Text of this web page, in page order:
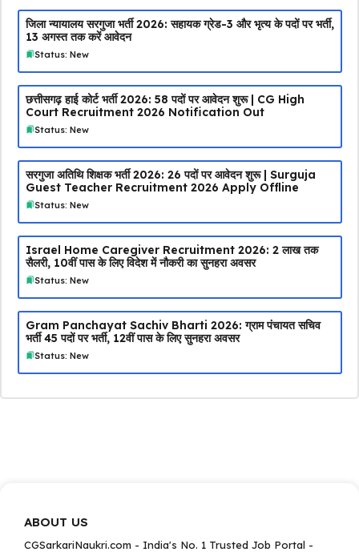
जिला न्यायालय सरगुजा भर्ती 2026: सहायक ग्रेड-3 और भृत्य के पदों पर भर्ती,
13 अगस्त तक करें आवेदन
Status: New
छत्तीसगढ़ हाई कोर्ट भर्ती 2026: 58 पदों पर आवेदन शुरू | CG High
Court Recruitment 2026 Notification Out
Status: New
सरगुजा अतिथि शिक्षक भर्ती 2026: 26 पदों पर आवेदन शुरू | Surguja
Guest Teacher Recruitment 2026 Apply Offline
Status: New
Israel Home Caregiver Recruitment 2026: ₹2 लाख तक
सैलरी, 10वीं पास के लिए विदेश में नौकरी का सुनहरा अवसर
Status: New
Gram Panchayat Sachiv Bharti 2026: ग्राम पंचायत सचिव
भर्ती 45 पदों पर भर्ती, 12वीं पास के लिए सुनहरा अवसर
Status: New
ABOUT US
CGSarkariNaukri.com - India's No. 1 Trusted Job Portal -